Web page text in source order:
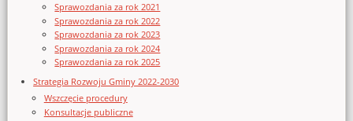
Sprawozdania za rok 2021
Sprawozdania za rok 2022
Sprawozdania za rok 2023
Sprawozdania za rok 2024
Sprawozdania za rok 2025
Strategia Rozwoju Gminy 2022-2030
Wszczęcie procedury
Konsultacje publiczne